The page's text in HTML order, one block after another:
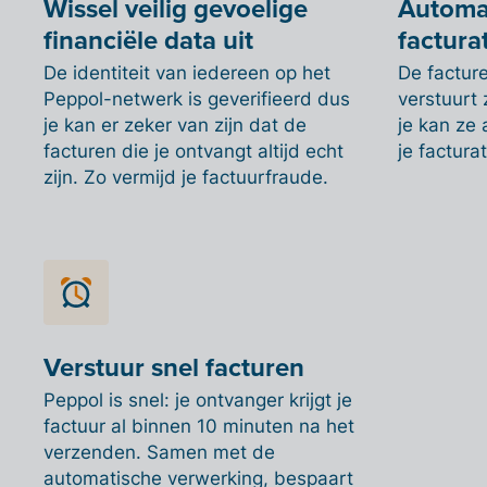
Wissel veilig gevoelige
financiële data uit
De identiteit van iedereen op het
Peppol-netwerk is geverifieerd dus
je kan er zeker van zijn dat de
facturen die je ontvangt altijd echt
zijn. Zo vermijd je factuurfraude.
De
verstuurt
je kan ze
je
Verstuur snel facturen
Peppol is snel: je ontvanger krijgt je
factuur al binnen 10 minuten na het
verzenden. Samen met de
automatische verwerking, bespaart